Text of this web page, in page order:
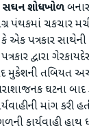
સઘન શોધખોળ
પંથકમાં ચકચાર
પત્રકાર સાથેની
દ્વારા
મુકેશની તબિયત
ઘટના બાદ
માંગ કરી
કાર્યવાહી